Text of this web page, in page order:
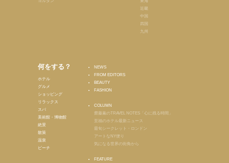
ヨルダン
東海
近畿
中国
四国
九州
何をする？
ホテル
グルメ
ショッピング
リラックス
スパ
美術館・博物館
絶景
散策
温泉
ビーチ
NEWS
FROM EDITORS
BEAUTY
FASHION
COLUMN
齋藤薫のTRAVEL NOTES「心に残る時間」
至福のホテル最新ニュース
最旬シークレット・ロンドン
アートなNY便り
気になる世界の街角から
FEATURE